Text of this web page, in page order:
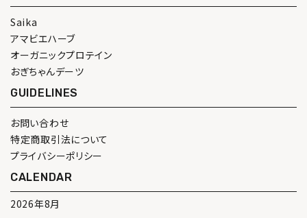
カテゴリー
Saika
アマビエハーブ
オーガニックプロテイン
おぎちゃんデーツ
GUIDELINES
お問い合わせ
特定商取引法について
プライバシーポリシー
CALENDAR
2026年8月